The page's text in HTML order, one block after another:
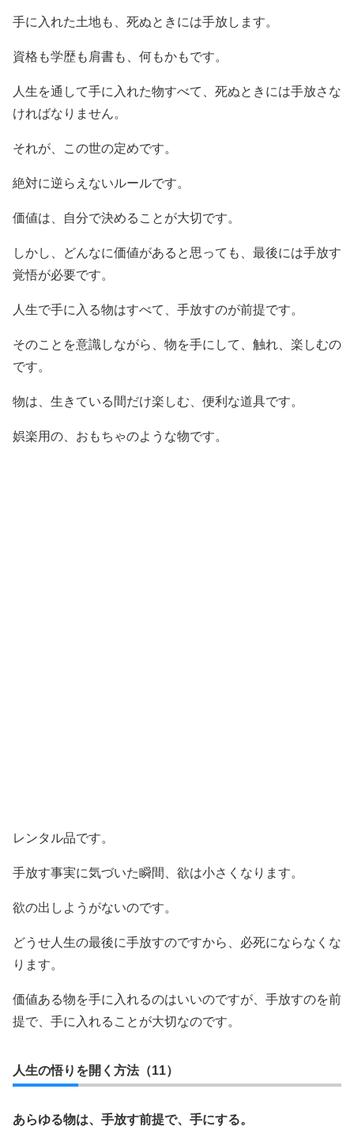
手に入れた土地も、死ぬときには手放します。
資格も学歴も肩書も、何もかもです。
人生を通して手に入れた物すべて、死ぬときには手放さな
ければなりません。
それが、この世の定めです。
絶対に逆らえないルールです。
価値は、自分で決めることが大切です。
しかし、どんなに価値があると思っても、最後には手放す
覚悟が必要です。
人生で手に入る物はすべて、手放すのが前提です。
そのことを意識しながら、物を手にして、触れ、楽しむの
です。
物は、生きている間だけ楽しむ、便利な道具です。
娯楽用の、おもちゃのような物です。
レンタル品です。
手放す事実に気づいた瞬間、欲は小さくなります。
欲の出しようがないのです。
どうせ人生の最後に手放すのですから、必死にならなくな
ります。
価値ある物を手に入れるのはいいのですが、手放すのを前
提で、手に入れることが大切なのです。
人生の悟りを開く方法（11）
あらゆる物は、手放す前提で、手にする。